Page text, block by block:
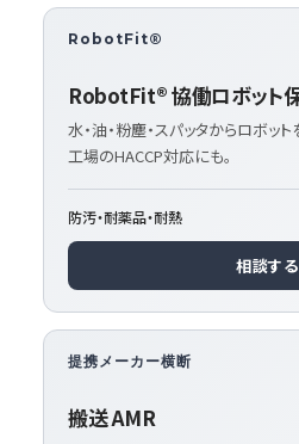
RobotFit®
RobotFit® 協働ロボット
水・油・粉塵・スパッタからロボッ
工場のHACCP対応にも。
防汚・耐薬品・耐熱
相談する
提携メーカー横断
搬送 AMR